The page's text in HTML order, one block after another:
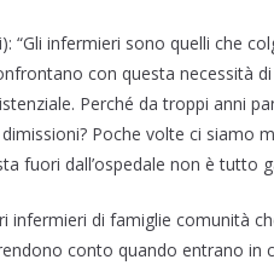
“Gli infermieri sono quelli che
con questa necessità
Perché da troppi anni
Poche volte ci siamo
fuori dall’ospedale non è tutto
infermieri di famiglie comunità
conto quando entrano in